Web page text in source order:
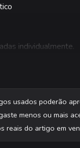
individualmente.
usados poderão
menos ou mais
reais do artigo em